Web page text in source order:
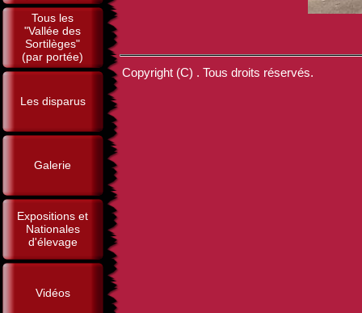
Tous les
"Vallée des
Sortilèges"
(par portée)
Les disparus
Galerie
Expositions et
Nationales
d'élevage
Vidéos
Copyright (C) . Tous droits réservés.